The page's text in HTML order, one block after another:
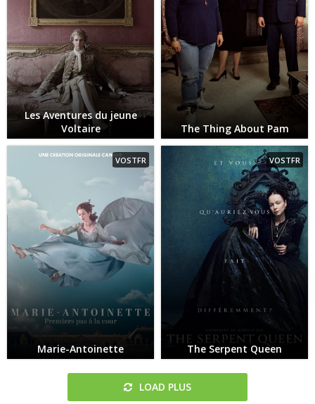
Les Aventures du jeune
Voltaire
The Thing About Pam
VOSTFR
Marie-Antoinette
VOSTFR
The Serpent Queen
LOAD PLUS